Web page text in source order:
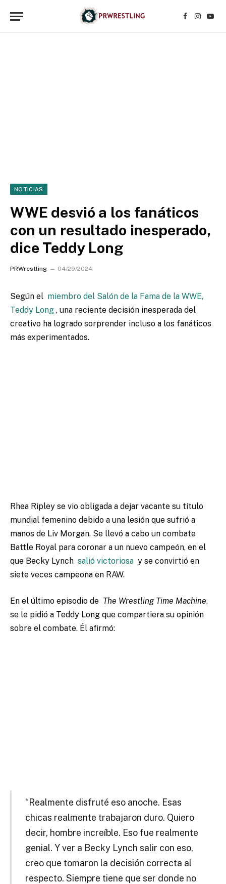
Facebook
NOTICIAS
WWE desvió a los fanáticos
con un resultado inesperado,
dice Teddy Long
PRWrestling 04/29/2024
Según el miembro del Salón de la Fama de la WWE,
Teddy Long , una reciente decisión inesperada del
creativo ha logrado sorprender incluso a los fanáticos
más experimentados.
Rhea Ripley se vio obligada a dejar vacante su título
mundial femenino debido a una lesión que sufrió a
manos de Liv Morgan. Se llevó a cabo un combate
Battle Royal para coronar a un nuevo campeón, en el
que Becky Lynch salió victoriosa y se convirtió en
siete veces campeona en RAW.
En el último episodio de The Wrestling Time Machine,
se le pidió a Teddy Long que compartiera su opinión
sobre el combate. Él afirmó:
“Realmente disfruté eso anoche. Esas
chicas realmente trabajaron duro. Quiero
decir, hombre increíble. Eso fue realmente
genial. Y ver a Becky Lynch salir con eso,
creo que tomaron la decisión correcta al
respecto. Siempre tiene que ser donde no